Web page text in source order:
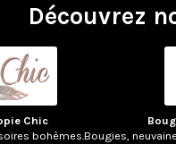
Découvrez
Chic
bohèmes.Bougies,